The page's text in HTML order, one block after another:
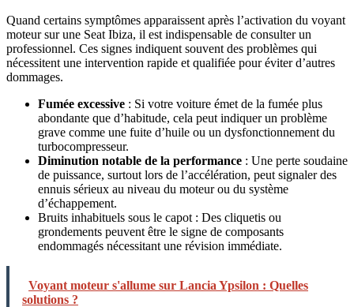
Quand certains symptômes apparaissent après l’activation du voyant
moteur sur une Seat Ibiza, il est indispensable de consulter un
professionnel. Ces signes indiquent souvent des problèmes qui
nécessitent une intervention rapide et qualifiée pour éviter d’autres
dommages.
Fumée excessive : Si votre voiture émet de la fumée plus
abondante que d’habitude, cela peut indiquer un problème
grave comme une fuite d’huile ou un dysfonctionnement du
turbocompresseur.
Diminution notable de la performance : Une perte soudaine
de puissance, surtout lors de l’accélération, peut signaler des
ennuis sérieux au niveau du moteur ou du système
d’échappement.
Bruits inhabituels sous le capot : Des cliquetis ou
grondements peuvent être le signe de composants
endommagés nécessitant une révision immédiate.
Voyant moteur s'allume sur Lancia Ypsilon : Quelles
solutions ?